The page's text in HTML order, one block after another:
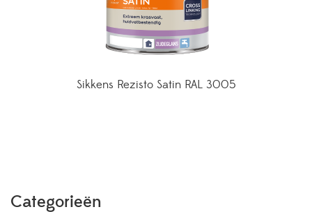
Sikkens Rezisto Satin RAL 3005
Categorieën